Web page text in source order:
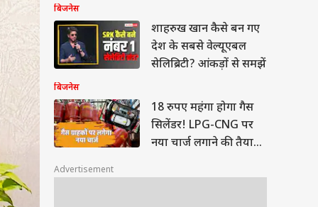
बिजनेस
शाहरुख खान कैसे बन गए
देश के सबसे वेल्यूएबल
सेलिब्रिटी? आंकड़ों से समझें
बिजनेस
18 रुपए महंगा होगा गैस
सिलेंडर! LPG-CNG पर
नया चार्ज लगाने की तैयारी
Advertisement